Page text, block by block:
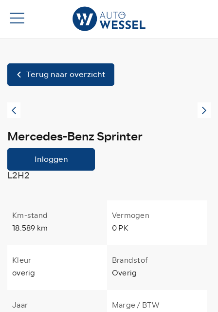
Terug naar overzicht
Mercedes-Benz Sprinter
Inloggen
L2H2
Km-stand
18.589 km
Vermogen
0 PK
Kleur
overig
Brandstof
Overig
Jaar
Marge / BTW